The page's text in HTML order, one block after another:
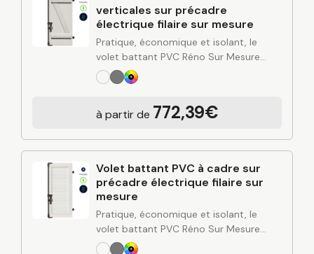
verticales sur précadre
électrique filaire sur mesure
Pratique, économique et isolant, le
volet battant PVC Réno Sur Mesure
combine simplicité d’entretien, bonne
performance thermique et esthétique
l’expertise industrielle de C2R et posé…
à partir de 772,39€
Volet battant PVC à cadre sur
précadre électrique filaire sur
mesure
Pratique, économique et isolant, le
volet battant PVC Réno Sur Mesure
combine simplicité d’entretien, bonne